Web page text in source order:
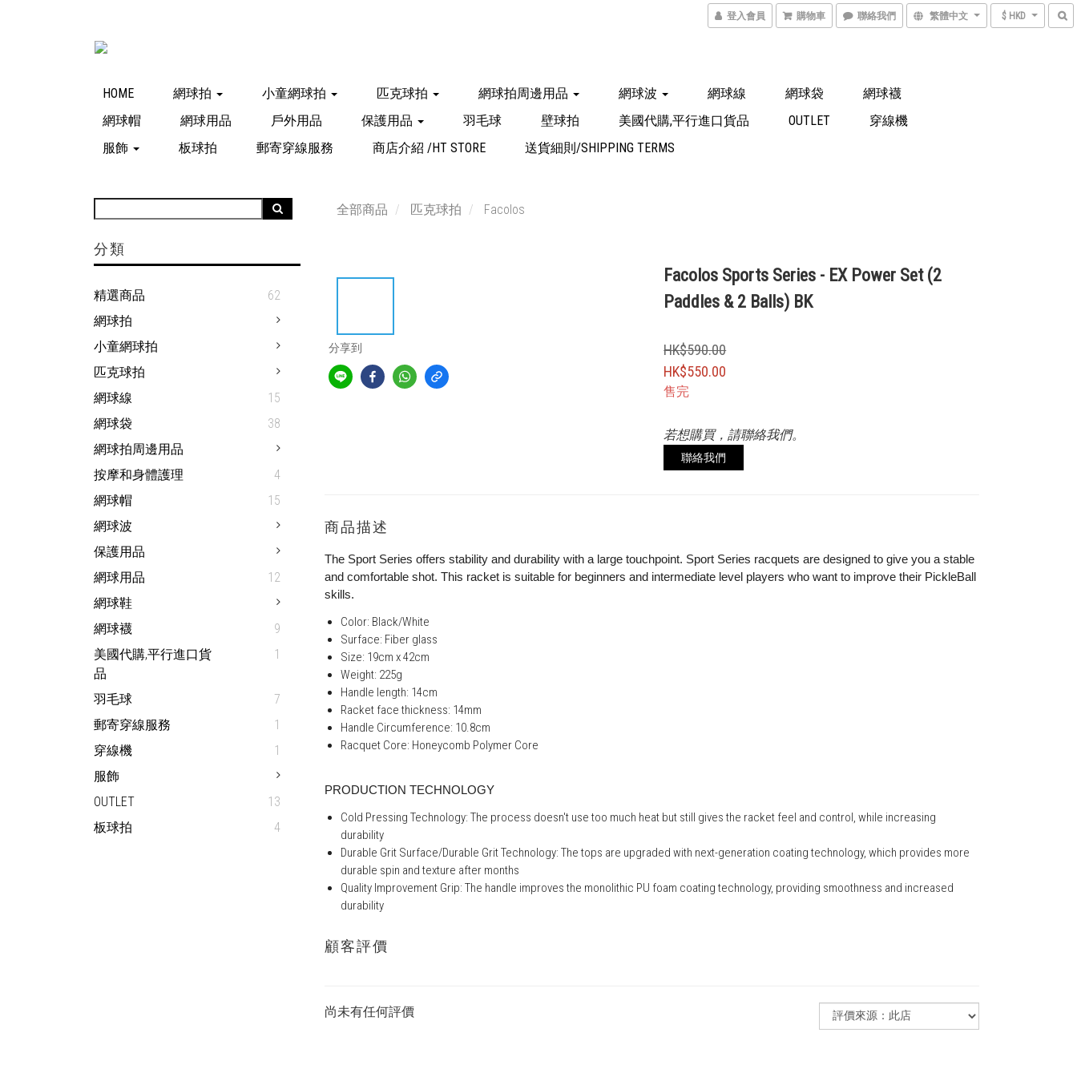
登入會員 購物車 聯絡我們 繁體中文 $ HKD
HOME 網球拍 小童網球拍 匹克球拍 網球拍周邊用品 網球波 網球線 網球袋
網球襪
網球帽
網球用品 戶外用品 保護用品 羽毛球 壁球拍 美國代購,平行進口貨品 OUTLET
穿線機
服飾
板球拍 郵寄穿線服務 商店介紹 /HT STORE 送貨細則/SHIPPING TERMS
分類
精選商品
62
網球拍
小童網球拍
匹克球拍
網球線
15
網球袋
38
網球拍周邊用品
按摩和身體護理
4
網球帽
15
網球波
保護用品
網球用品
12
網球鞋
網球襪
9
美國代購,平行進口貨
品
1
羽毛球
7
郵寄穿線服務
1
穿線機
1
服飾
OUTLET
13
板球拍
4
全部商品 匹克球拍 Facolos
分享到
Facolos Sports Series - EX Power Set (2
Paddles & 2 Balls) BK
HK$590.00
HK$550.00
售完
若想購買，請聯絡我們。
聯絡我們
商品描述
The Sport Series offers stability and durability with a large touchpoint. Sport Series racquets are designed to give you a stable
and comfortable shot. This racket is suitable for beginners and intermediate level players who want to improve their PickleBall
skills.
Color: Black/White
Surface: Fiber glass
Size: 19cm x 42cm
Weight: 225g
Handle length: 14cm
Racket face thickness: 14mm
Handle Circumference: 10.8cm
Racquet Core: Honeycomb Polymer Core
PRODUCTION TECHNOLOGY
Cold Pressing Technology: The process doesn't use too much heat but still gives the racket feel and control, while increasing
durability
Durable Grit Surface/Durable Grit Technology: The tops are upgraded with next-generation coating technology, which provides more
durable spin and texture after months
Quality Improvement Grip: The handle improves the monolithic PU foam coating technology, providing smoothness and increased
durability
顧客評價
尚未有任何評價